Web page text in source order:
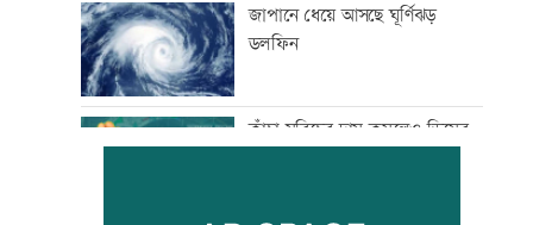
জাপানে ধেয়ে আসছে ঘূর্ণিঝড়
ডলফিন
কাঁচা মরিচের দাম কমলেও ডিমের